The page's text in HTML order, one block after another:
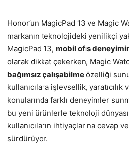
Honor’un MagicPad 13 ve Magic
markanın teknolojideki yenilikçi
MagicPad 13, mobil ofis
olarak dikkat çekerken, Magic
bağımsız çalışabilme özelliği
kullanıcılara işlevsellik, yaratıcılık
konularında farklı deneyimler
bu yeni ürünlerle teknoloji
kullanıcıların ihtiyaçlarına cevap
sürdürüyor.